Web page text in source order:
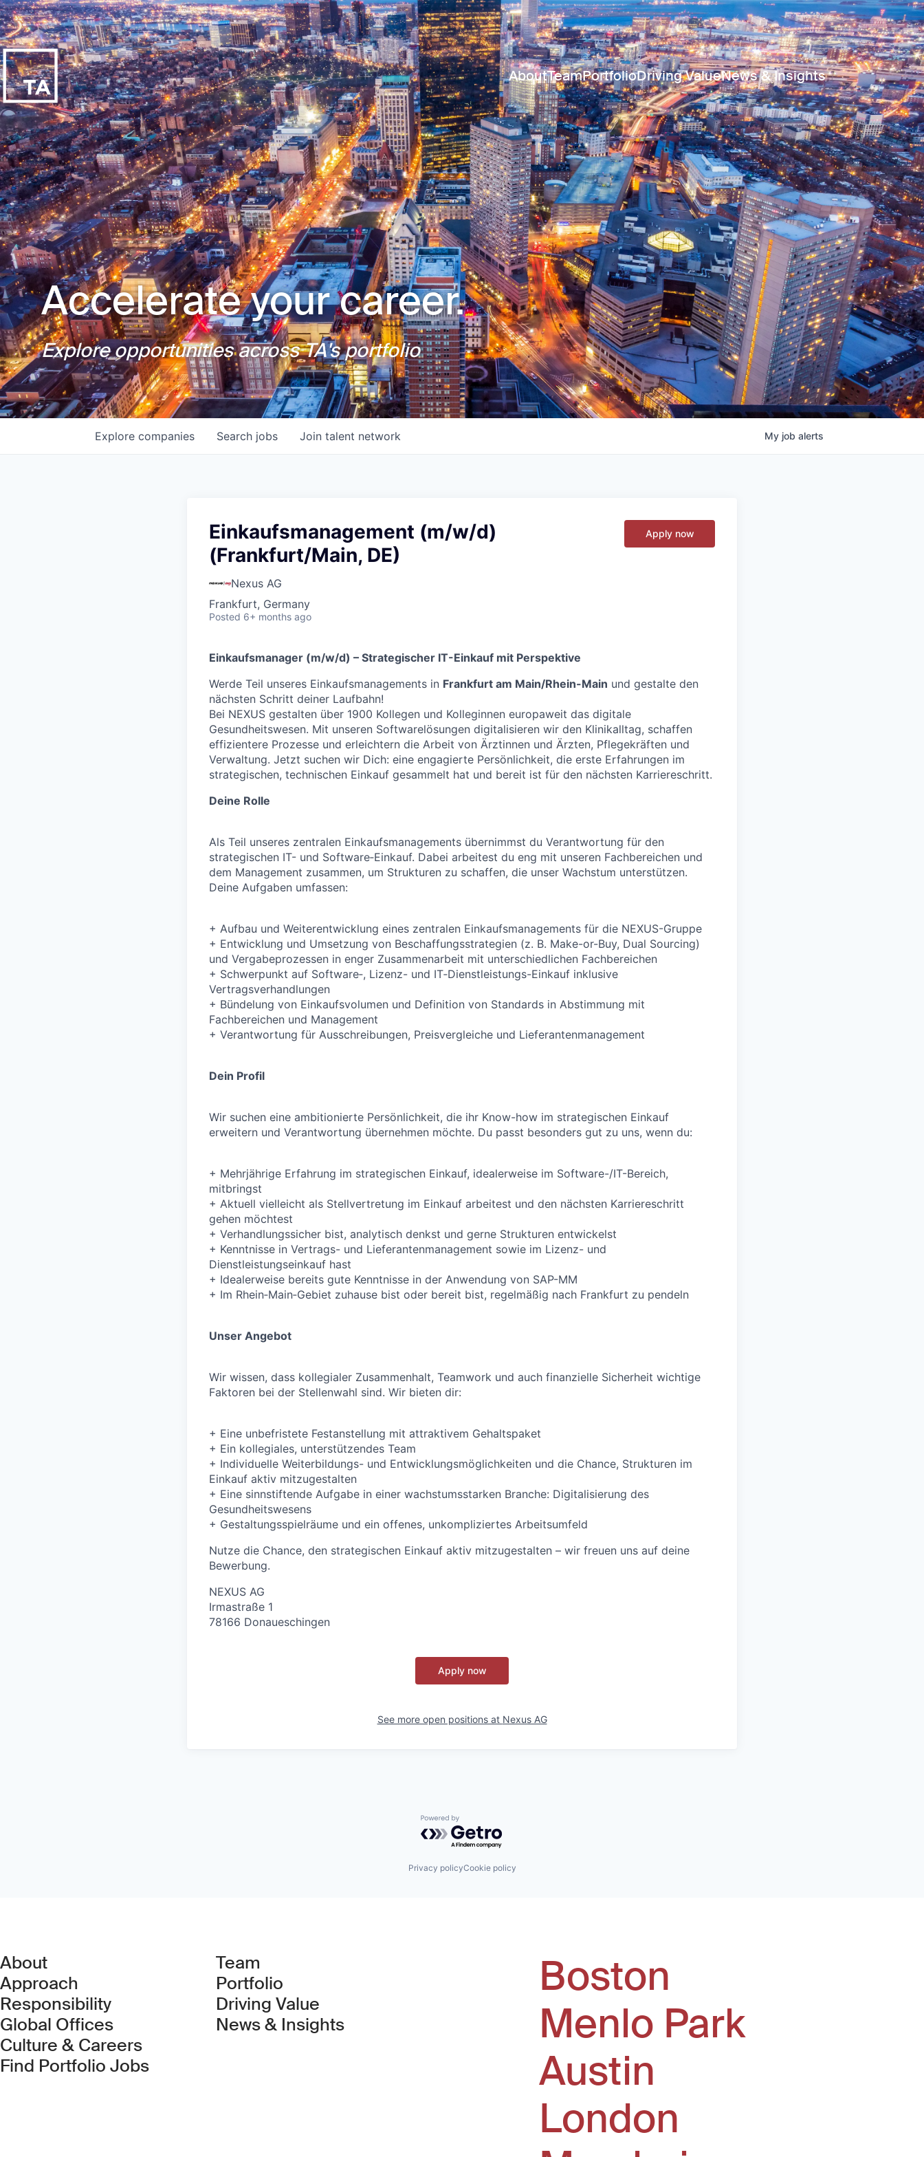
AboutTeamPortfolioDriving ValueNews & Insights
Accelerate your career.
Explore opportunities across TA's portfolio
Search jobs
Explore companies Join talent network My job alerts
Einkaufsmanagement (m/w/d)
(Frankfurt/Main, DE)
Nexus AG
Frankfurt, Germany
Posted 6+ months ago
Apply now
Einkaufsmanager (m/w/d) – Strategischer IT-Einkauf mit Perspektive
Werde Teil unseres Einkaufsmanagements in Frankfurt am Main/Rhein-Main und gestalte den
nächsten Schritt deiner Laufbahn!
Bei NEXUS gestalten über 1900 Kollegen und Kolleginnen europaweit das digitale
Gesundheitswesen. Mit unseren Softwarelösungen digitalisieren wir den Klinikalltag, schaffen
effizientere Prozesse und erleichtern die Arbeit von Ärztinnen und Ärzten, Pflegekräften und
Verwaltung. Jetzt suchen wir Dich: eine engagierte Persönlichkeit, die erste Erfahrungen im
strategischen, technischen Einkauf gesammelt hat und bereit ist für den nächsten Karriereschritt.
Deine Rolle
Als Teil unseres zentralen Einkaufsmanagements übernimmst du Verantwortung für den
strategischen IT- und Software‑Einkauf. Dabei arbeitest du eng mit unseren Fachbereichen und
dem Management zusammen, um Strukturen zu schaffen, die unser Wachstum unterstützen.
Deine Aufgaben umfassen:
+ Aufbau und Weiterentwicklung eines zentralen Einkaufsmanagements für die NEXUS-Gruppe
+ Entwicklung und Umsetzung von Beschaffungsstrategien (z. B. Make-or-Buy, Dual Sourcing)
und Vergabeprozessen in enger Zusammenarbeit mit unterschiedlichen Fachbereichen
+ Schwerpunkt auf Software‑, Lizenz- und IT‑Dienstleistungs-Einkauf inklusive
Vertragsverhandlungen
+ Bündelung von Einkaufsvolumen und Definition von Standards in Abstimmung mit
Fachbereichen und Management
+ Verantwortung für Ausschreibungen, Preisvergleiche und Lieferantenmanagement
Dein Profil
Wir suchen eine ambitionierte Persönlichkeit, die ihr Know-how im strategischen Einkauf
erweitern und Verantwortung übernehmen möchte. Du passt besonders gut zu uns, wenn du:
+ Mehrjährige Erfahrung im strategischen Einkauf, idealerweise im Software-/IT-Bereich,
mitbringst
+ Aktuell vielleicht als Stellvertretung im Einkauf arbeitest und den nächsten Karriereschritt
gehen möchtest
+ Verhandlungssicher bist, analytisch denkst und gerne Strukturen entwickelst
+ Kenntnisse in Vertrags- und Lieferantenmanagement sowie im Lizenz- und
Dienstleistungseinkauf hast
+ Idealerweise bereits gute Kenntnisse in der Anwendung von SAP-MM
+ Im Rhein‑Main‑Gebiet zuhause bist oder bereit bist, regelmäßig nach Frankfurt zu pendeln
Unser Angebot
Wir wissen, dass kollegialer Zusammenhalt, Teamwork und auch finanzielle Sicherheit wichtige
Faktoren bei der Stellenwahl sind. Wir bieten dir:
+ Eine unbefristete Festanstellung mit attraktivem Gehaltspaket
+ Ein kollegiales, unterstützendes Team
+ Individuelle Weiterbildungs- und Entwicklungsmöglichkeiten und die Chance, Strukturen im
Einkauf aktiv mitzugestalten
+ Eine sinnstiftende Aufgabe in einer wachstumsstarken Branche: Digitalisierung des
Gesundheitswesens
+ Gestaltungsspielräume und ein offenes, unkompliziertes Arbeitsumfeld
Nutze die Chance, den strategischen Einkauf aktiv mitzugestalten – wir freuen uns auf deine
Bewerbung.
NEXUS AG
Irmastraße 1
78166 Donaueschingen
Apply now
See more open positions at Nexus AG
Powered by Getro.com
Privacy policyCookie policy
About
Approach
Responsibility
Global Offices
Culture & Careers
Find Portfolio Jobs(Link opens in new window)
Team
Portfolio
Driving Value
News & Insights
Boston
Menlo Park
Austin
London